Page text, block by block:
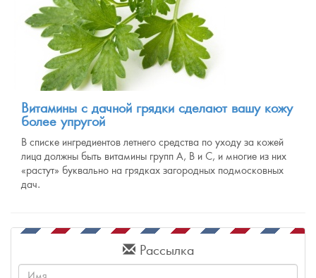
Витамины с дачной грядки сделают вашу кожу
более упругой
В списке ингредиентов летнего средства по уходу за кожей
лица должны быть витамины групп А, В и С, и многие из них
«растут» буквально на грядках загородных подмосковных
дач.
Рассылка